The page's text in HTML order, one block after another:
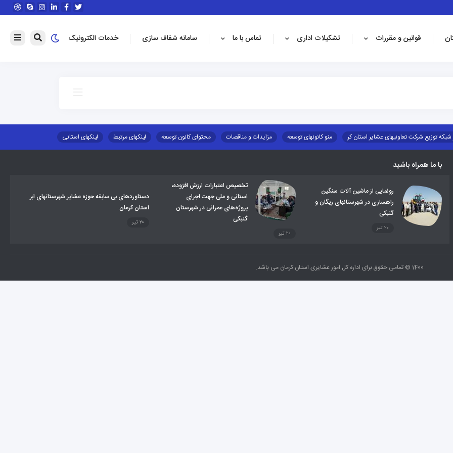
قوانین و مقررات تشکیلات اداری تماس با ما سامانه شفاف سازی خدمات الکترونیک
شبکه توزیع شرکت تعاونیهای عشایر استان کر منو کانونهای توسعه مزایدات و مناقصات محتوای کانون توسعه لینکهای مرتبط
لینکهای استانی
با ما همراه باشید
رونمایی از ماشین آلات سنگین
راهسازی در شهرستانهای ریگان و
گنبکی
۲۰ تیر
تخصیص اعتبارات ارزش افزوده،
استانی و ملی جهت اجرای
پروژه‌های عمرانی در شهرستان
گنبکی
۲۰ تیر
دستاوردهای بی سابقه حوزه عشایر شهرستانهای ابر
استان کرمان
۲۰ تیر
1400 © تمامی حقوق برای اداره کل امور عشایری استان کرمان می باشد.